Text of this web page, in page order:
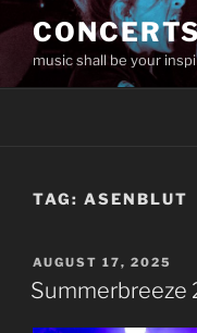
to
contentmusic shall be your
TAG: ASENBLUT
POSTED
ON
AUGUST 17, 2025
Summerbreeze